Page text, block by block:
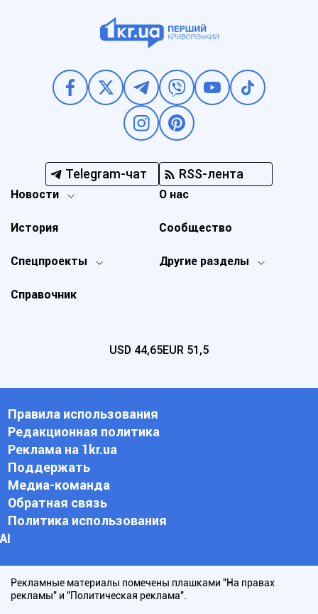
Telegram-чат RSS-лента
Новости
Спецпроекты Другие разделы
История
О нас
Справочник
Сообщество
USD 44,65EUR 51,5
Правила использования
Редакционная политика
Реклама на 1kr.ua
Поддержать
Медиа-команда
Обратная связь
Политика использования
АI
Рекламные материалы помечены плашками "На правах
рекламы" и "Политическая реклама".